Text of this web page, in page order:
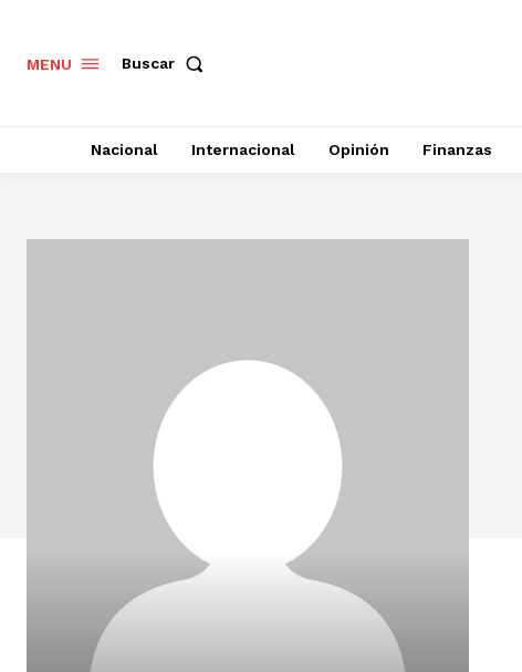
MENU Buscar
Nacional Internacional Opinión Finanzas